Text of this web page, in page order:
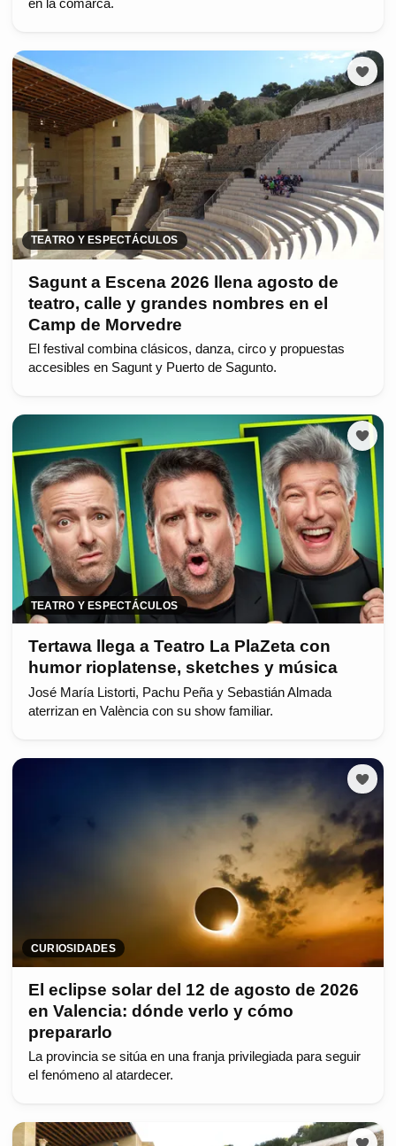
en la comarca.
TEATRO Y ESPECTÁCULOS
Sagunt a Escena 2026 llena agosto de
teatro, calle y grandes nombres en el
Camp de Morvedre
El festival combina clásicos, danza, circo y propuestas
accesibles en Sagunt y Puerto de Sagunto.
TEATRO Y ESPECTÁCULOS
Tertawa llega a Teatro La PlaZeta con
humor rioplatense, sketches y música
José María Listorti, Pachu Peña y Sebastián Almada
aterrizan en València con su show familiar.
CURIOSIDADES
El eclipse solar del 12 de agosto de 2026
en Valencia: dónde verlo y cómo
prepararlo
La provincia se sitúa en una franja privilegiada para seguir
el fenómeno al atardecer.